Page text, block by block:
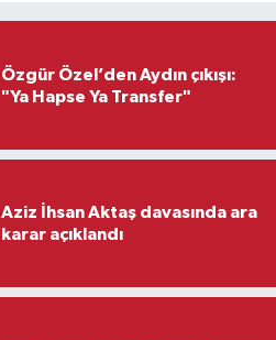
Özgür Özel’den Aydın çıkışı:
"Ya Hapse Ya Transfer"
Aziz İhsan Aktaş davasında ara
karar açıklandı